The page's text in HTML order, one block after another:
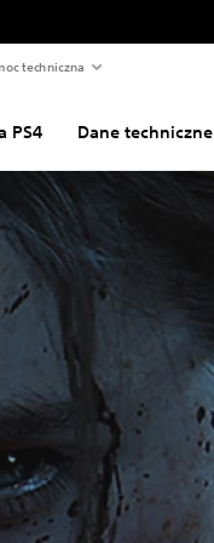
techniczna
PS4 Dane techniczne